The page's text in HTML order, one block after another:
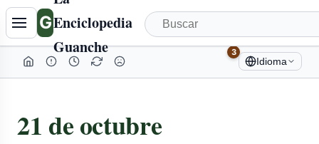
GEnciclopedia
Guanche
3
Idioma
21 de octubre
Tabla
de
contenidos
colapsada